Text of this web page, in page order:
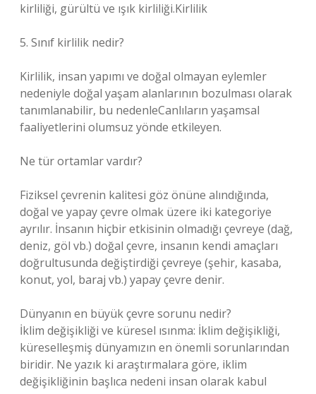
kirliliği, gürültü ve ışık kirliliği.Kirlilik
5. Sınıf kirlilik nedir?
Kirlilik, insan yapımı ve doğal olmayan eylemler
nedeniyle doğal yaşam alanlarının bozulması olarak
tanımlanabilir, bu nedenleCanlıların yaşamsal
faaliyetlerini olumsuz yönde etkileyen.
Ne tür ortamlar vardır?
Fiziksel çevrenin kalitesi göz önüne alındığında,
doğal ve yapay çevre olmak üzere iki kategoriye
ayrılır. İnsanın hiçbir etkisinin olmadığı çevreye (dağ,
deniz, göl vb.) doğal çevre, insanın kendi amaçları
doğrultusunda değiştirdiği çevreye (şehir, kasaba,
konut, yol, baraj vb.) yapay çevre denir.
Dünyanın en büyük çevre sorunu nedir?
İklim değişikliği ve küresel ısınma: İklim değişikliği,
küreselleşmiş dünyamızın en önemli sorunlarından
biridir. Ne yazık ki araştırmalara göre, iklim
değişikliğinin başlıca nedeni insan olarak kabul